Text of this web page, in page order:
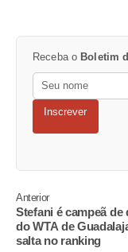
Receba o Boletim
Inscrever
Anterior
Stefani é campeã de
do WTA de Guadalajara e
salta no ranking